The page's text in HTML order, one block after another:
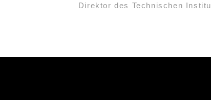
Direktor des Technischen Institu